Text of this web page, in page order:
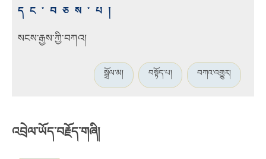
དང་བཅས་པ།
སངས་རྒྱས་ཀྱི་བཀའ།
སྒྲོལ་མ། བསྟོད་པ། བཀའ་འགྱུར།
འབྲེལ་ཡོད་བརྗོད་གཞི།